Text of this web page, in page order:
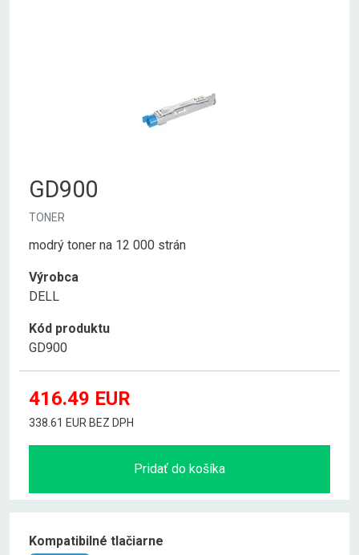
GD900
TONER
modrý toner na 12 000 strán
Výrobca
DELL
Kód produktu
GD900
416.49 EUR
338.61 EUR BEZ DPH
Pridať do košíka
Kompatibilné tlačiarne